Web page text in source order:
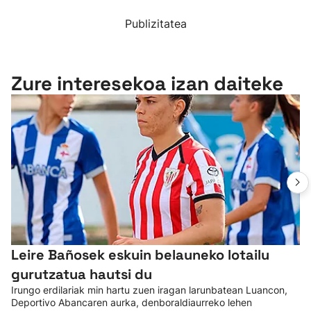
Publizitatea
Zure interesekoa izan daiteke
Leire Bañosek eskuin belauneko lotailu
gurutzatua hautsi du
Irungo erdilariak min hartu zuen iragan larunbatean Luancon,
Deportivo Abancaren aurka, denboraldiaurreko lehen